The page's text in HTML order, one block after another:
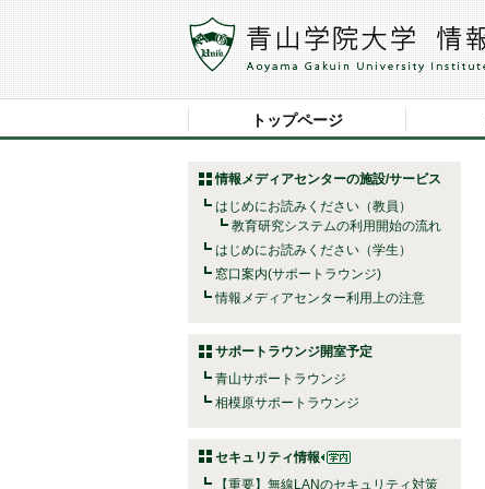
トップページ
情報メディアセンターの施設/サービス
はじめにお読みください（教員）
教育研究システムの利用開始の流れ
はじめにお読みください（学生）
窓口案内(サポートラウンジ)
情報メディアセンター利用上の注意
サポートラウンジ開室予定
青山サポートラウンジ
相模原サポートラウンジ
セキュリティ情報
【重要】無線LANのセキュリティ対策